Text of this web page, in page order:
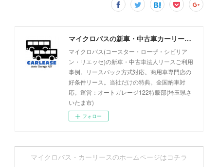
マイクロバスの新車・中古車カーリース事例 - オートガレージ122
マイクロバス(コースター・ローザ・シビリア
ン・リエッセ)の新車・中古車法人リースご利用
事例。リースバック方式対応。商用車専門店の
好条件リース。当社だけの特典。全国納車対
応。運営：オートガレージ122特販部(埼玉県さ
いたま市)
フォロー
マイクロバス・カーリースのホームページはコチラ